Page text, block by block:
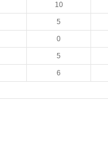
10
5
0
5
6